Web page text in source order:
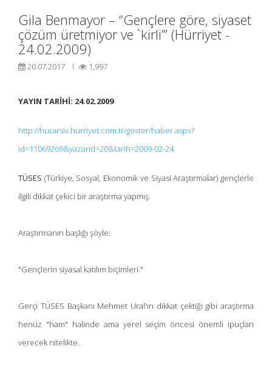
Gila Benmayor – “Gençlere göre, siyaset
çözüm üretmiyor ve `kirli’” (Hürriyet -
24.02.2009)
20.07.2017 1,997
YAYIN TARİHİ: 24.02.2009
http://hurarsiv.hurriyet.com.tr/goster/haber.aspx?
id=11069269&yazarid=20&tarih=2009-02-24
TÜSES (Türkiye, Sosyal, Ekonomik ve Siyasi Araştırmalar) gençlerle
ilgili dikkat çekici bir araştırma yapmış.
Araştırmanın başlığı şöyle:
"Gençlerin siyasal katılım biçimleri."
Gerçi TÜSES Başkanı Mehmet Ural'ın dikkat çektiği gibi araştırma
henüz "ham" halinde ama yerel seçim öncesi önemli ipuçları
verecek nitelikte.